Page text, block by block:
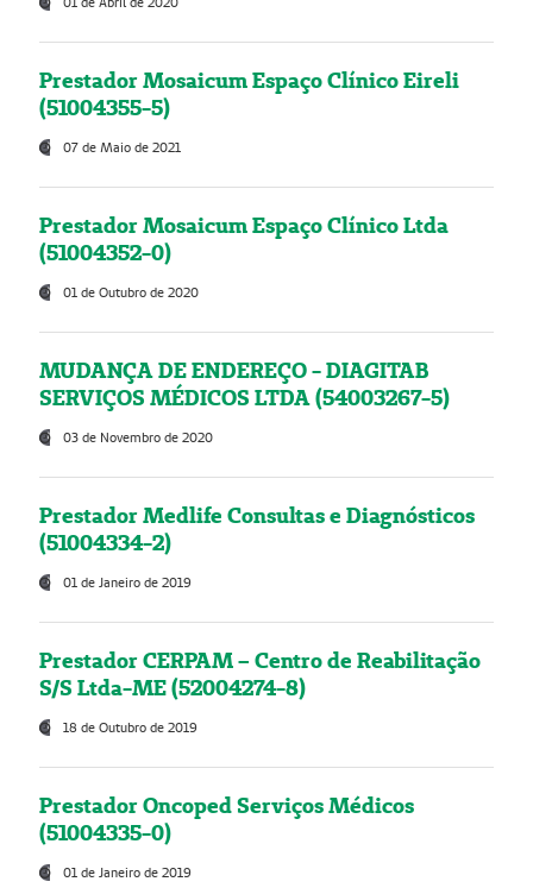
Prestador Mosaicum Espaço Clínico Eireli
(51004355-5)
07 de Maio de 2021
Prestador Mosaicum Espaço Clínico Ltda
(51004352-0)
01 de Outubro de 2020
MUDANÇA DE ENDEREÇO - DIAGITAB
SERVIÇOS MÉDICOS LTDA (54003267-5)
03 de Novembro de 2020
Prestador Medlife Consultas e Diagnósticos
(51004334-2)
01 de Janeiro de 2019
Prestador CERPAM – Centro de Reabilitação
S/S Ltda-ME (52004274-8)
18 de Outubro de 2019
Prestador Oncoped Serviços Médicos
(51004335-0)
01 de Janeiro de 2019